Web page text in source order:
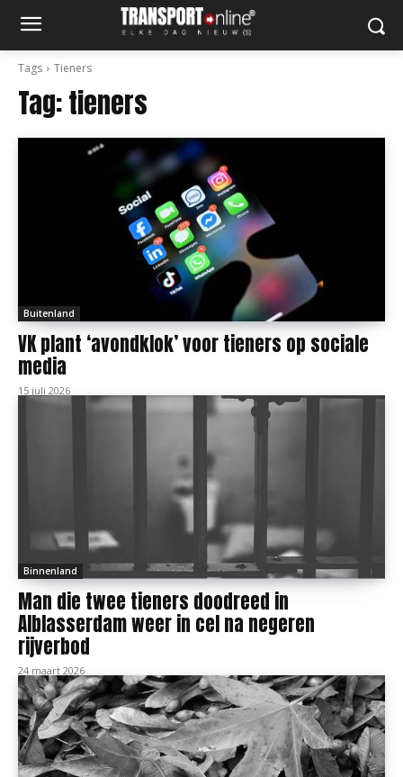
Tags Tieners
Tag:tieners
Buitenland
VK plant ‘avondklok’ voor tieners op sociale
media
15 juli 2026
Binnenland
Man die twee tieners doodreed in
Alblasserdam weer in cel na negeren
rijverbod
24 maart 2026